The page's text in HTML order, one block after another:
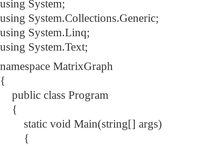
using System;
using System.Collections.Generic;
using System.Linq;
using System.Text;
namespace MatrixGraph
{
public class Program
{
static void Main(string[] args)
{